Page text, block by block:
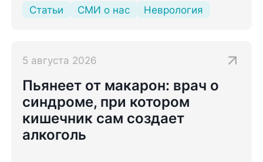
Статьи СМИ о нас Неврология
5 августа 2026
Пьянеет от макарон: врач о
синдроме, при котором
кишечник сам создает
алкоголь